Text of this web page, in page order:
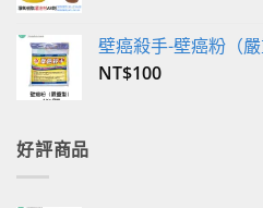
壁癌殺手-壁癌粉（
NT$100
好評商品